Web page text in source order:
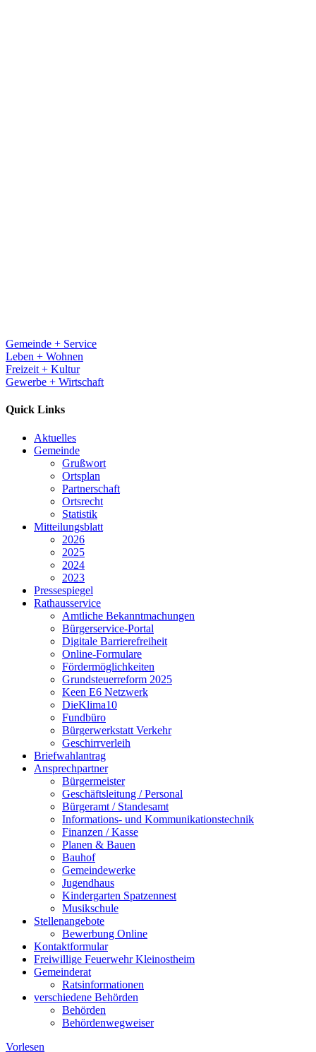
Gemeinde + Service
Leben + Wohnen
Freizeit + Kultur
Gewerbe + Wirtschaft
Quick Links
Aktuelles
Gemeinde
Grußwort
Ortsplan
Partnerschaft
Ortsrecht
Statistik
Mitteilungsblatt
2026
2025
2024
2023
Pressespiegel
Rathausservice
Amtliche Bekanntmachungen
Bürgerservice-Portal
Digitale Barrierefreiheit
Online-Formulare
Fördermöglichkeiten
Grundsteuerreform 2025
Keen E6 Netzwerk
DieKlima10
Fundbüro
Bürgerwerkstatt Verkehr
Geschirrverleih
Briefwahlantrag
Ansprechpartner
Bürgermeister
Geschäftsleitung / Personal
Bürgeramt / Standesamt
Informations- und Kommunikationstechnik
Finanzen / Kasse
Planen & Bauen
Bauhof
Gemeindewerke
Jugendhaus
Kindergarten Spatzennest
Musikschule
Stellenangebote
Bewerbung Online
Kontaktformular
Freiwillige Feuerwehr Kleinostheim
Gemeinderat
Ratsinformationen
verschiedene Behörden
Behörden
Behördenwegweiser
Vorlesen